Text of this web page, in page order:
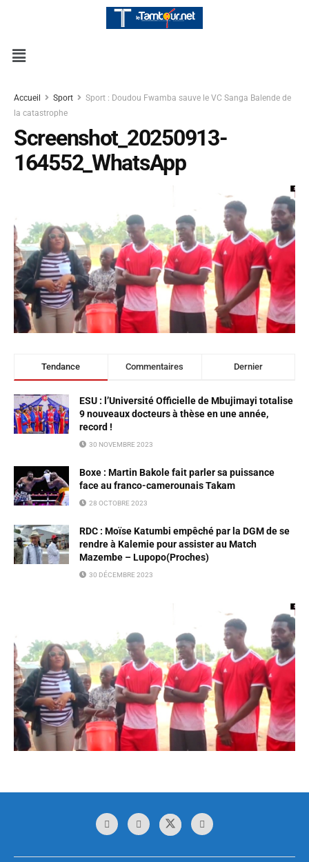
Accueil Sport
Sport : Doudou Fwamba sauve le VC Sanga Balende de
la catastrophe
Screenshot_20250913-
164552_WhatsApp
Tendance Commentaires Dernier
ESU : l’Université Officielle de Mbujimayi totalise
9 nouveaux docteurs à thèse en une année,
record !
30 NOVEMBRE 2023
Boxe : Martin Bakole fait parler sa puissance
face au franco-camerounais Takam
28 OCTOBRE 2023
RDC : Moïse Katumbi empêché par la DGM de se
rendre à Kalemie pour assister au Match
Mazembe – Lupopo(Proches)
30 DÉCEMBRE 2023